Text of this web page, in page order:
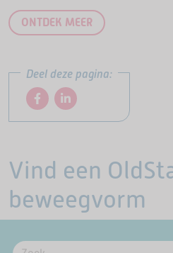
ONTDEK MEER
Deel deze pagina:
Vind een
beweegvorm